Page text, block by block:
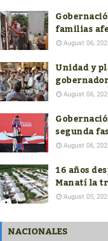
familias
avanza con
August 06,
Unidad y
deAugust 06,
segunda
ADN
August 06,
16 años
Manatí la
August 05,
NACIONALES